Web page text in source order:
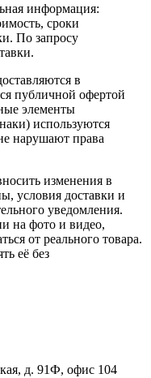
информация:
сроки
По запросу
в
публичной офертой
элементы
используются
нарушают права
изменения в
условия доставки и
уведомления.
на фото и видео,
от реального товара.
её без
д. 91Ф, офис 104